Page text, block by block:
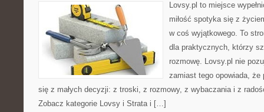
Lovsy.pl to miejsce
miłość spotyka się z
w coś wyjątkowego. To
dla praktycznych, którzy
rozmowę. Lovsy.pl nie
zamiast tego opowiada, że
się z małych decyzji: z troski, z rozmowy, z wybaczania i z
Zobacz kategorie Lovsy i Strata i […]